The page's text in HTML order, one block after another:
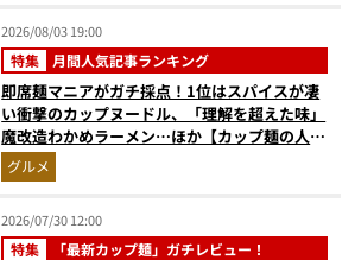
2026/08/03 19:00
特集 月間人気記事ランキング
即席麺マニアがガチ採点！1位はスパイスが凄
い衝撃のカップヌードル、「理解を超えた味」
魔改造わかめラーメン…ほか【カップ麺の人気
記事ランキングベスト3】（2026年6月版）
グルメ
2026/07/30 12:00
特集 「最新カップ麺」ガチレビュー！